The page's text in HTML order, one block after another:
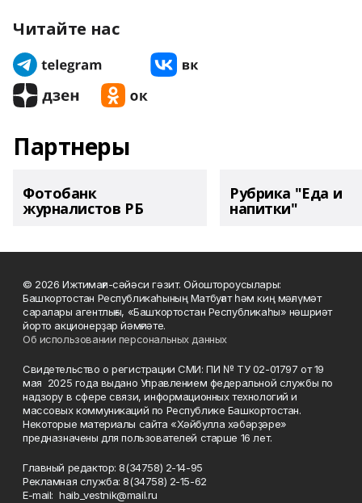
Читайте нас
Партнеры
Фотобанк
журналистов РБ
Рубрика "Еда и
напитки"
© 2026 Ижтимағи-сәйәси гәзит. Ойоштороусылары:
Башҡортостан Республикаһының Матбуғат һәм киң мәғлүмәт
саралары агентлығы, «Башҡортостан Республикаһы» нәшриәт
йорто акционерҙар йәмғиәте.
Об использовании персональных данных
Свидетельство о регистрации СМИ: ПИ № ТУ 02-01797 от 19
мая 2025 года выдано Управлением федеральной службы по
надзору в сфере связи, информационных технологий и
массовых коммуникаций по Республике Башкортостан.
Некоторые материалы сайта «Хәйбулла хәбәрҙәре»
предназначены для пользователей старше 16 лет.
Главный редактор: 8(34758) 2-14-95
Рекламная служба: 8(34758) 2-15-62
Е-mаil: haib_vestnik@mail.ru